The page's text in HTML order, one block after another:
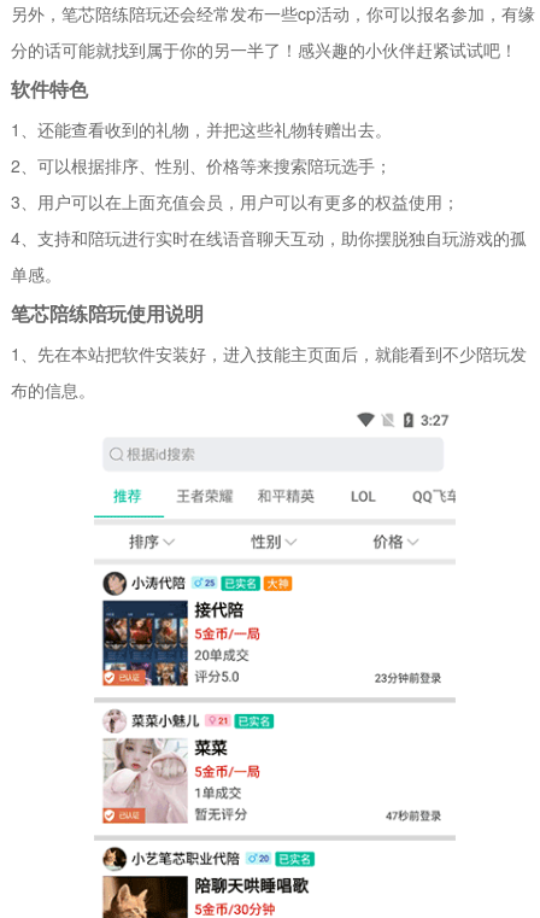
另外，笔芯陪练陪玩还会经常发布一些cp活动，你可以报名参加，有缘
分的话可能就找到属于你的另一半了！感兴趣的小伙伴赶紧试试吧！
软件特色
1、还能查看收到的礼物，并把这些礼物转赠出去。
2、可以根据排序、性别、价格等来搜索陪玩选手；
3、用户可以在上面充值会员，用户可以有更多的权益使用；
4、支持和陪玩进行实时在线语音聊天互动，助你摆脱独自玩游戏的孤
单感。
笔芯陪练陪玩使用说明
1、先在本站把软件安装好，进入技能主页面后，就能看到不少陪玩发
布的信息。